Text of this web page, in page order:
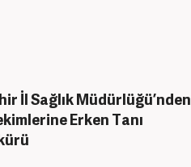
İl Sağlık Müdürlüğü’nden
Erken Tanı